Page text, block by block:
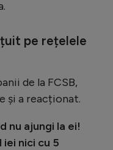
pe rețelele
de la FCSB,
și a reacționat.
nu ajungi la ei!
iei nici cu 5